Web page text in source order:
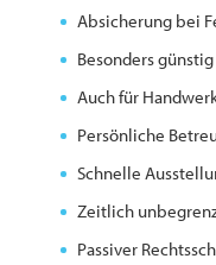
Absicherung bei
Besonders
Auch für
Persönliche
Schnelle
Zeitlich
Passiver